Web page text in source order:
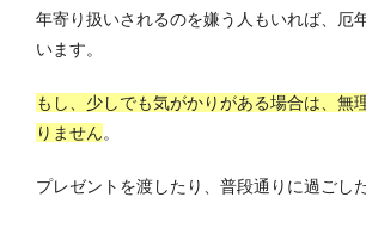
年寄り扱いされるのを嫌う人もいれば、厄
います。
もし、少しでも気がかりがある場合は、無
りません。
プレゼントを渡したり、普段通りに過ごし